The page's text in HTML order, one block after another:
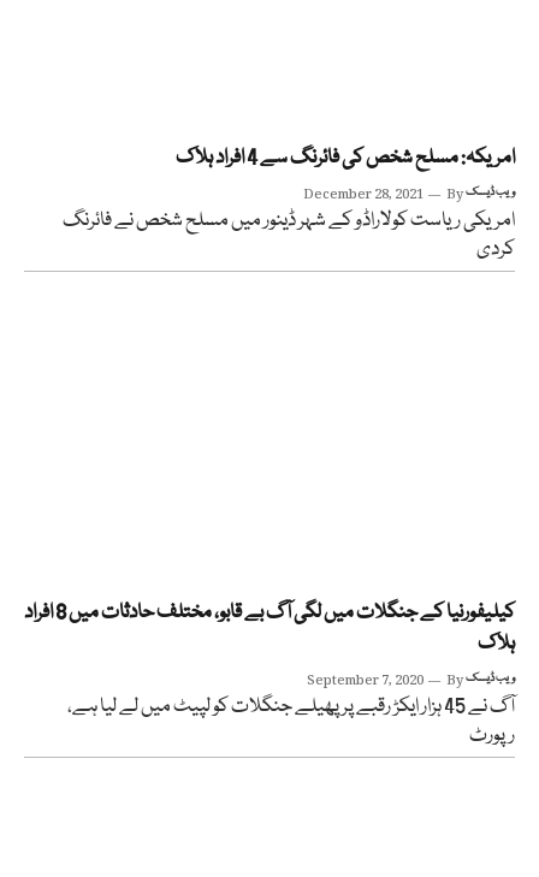
امریکہ: مسلح شخص کی فائرنگ سے 4 افراد ہلاک
December 28, 2021 Byویب ڈیسک
امریکی ریاست کولاراڈو کے شہر ڈینور میں مسلح شخص نے فائرنگ
کردی
کیلیفورنیا کے جنگلات میں لگی آگ بے قابو، مختلف حادثات میں 8 افراد
ہلاک
September 7, 2020 Byویب ڈیسک
آگ نے 45 ہزار ایکڑ رقبے پر پھیلے جنگلات کو لپیٹ میں لے لیا ہے،
رپورٹ